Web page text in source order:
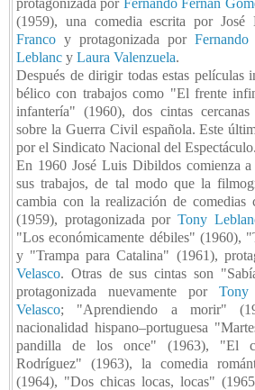
(1959), una comedia escrita por
Franco y protagonizada por
Leblanc y Laura Valenzuela.
Después de dirigir todas estas películas
bélico con trabajos como "El frente
infantería" (1960), dos cintas
sobre la Guerra Civil española. Este
por el Sindicato Nacional del Espectáculo.
En 1960 José Luis Dibildos comienza
sus trabajos, de tal modo que la
cambia con la realización de comedias
(1959), protagonizada porTony
"Los económicamente débiles" (1960),
y "Trampa para Catalina" (1961),
Velasco. Otras de sus cintas son
protagonizada nuevamente por Tony
Velasco; "Aprendiendo a morir"
nacionalidad hispano–portuguesa
pandilla de los once" (1963), "El
Rodríguez" (1963), la comedia
(1964), "Dos chicas locas, locas"